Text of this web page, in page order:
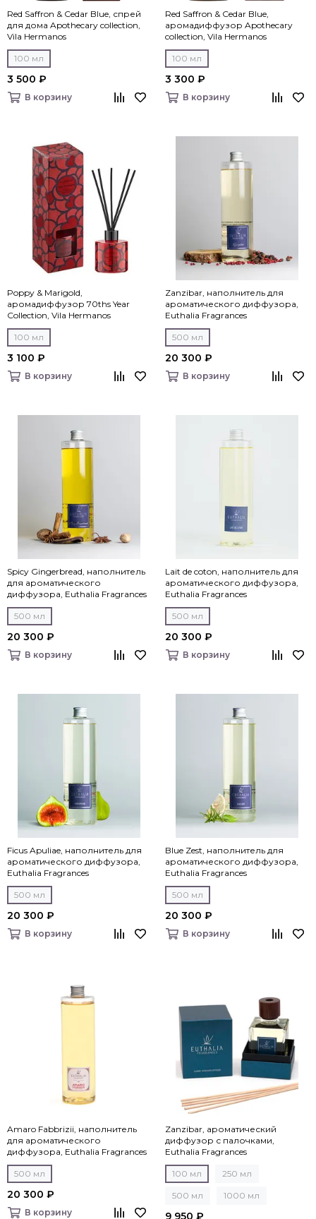
Red Saffron & Cedar Blue, спрей
для дома Apothecary collection,
Vila Hermanos
100 мл
3 500 ₽
В корзину
Red Saffron & Cedar Blue,
аромадиффузор Apothecary
collection, Vila Hermanos
100 мл
3 300 ₽
В корзину
Poppy & Marigold,
аромадиффузор 70ths Year
Collection, Vila Hermanos
100 мл
3 100 ₽
В корзину
Zanzibar, наполнитель для
ароматического диффузора,
Euthalia Fragrances
500 мл
20 300 ₽
В корзину
Spicy Gingerbread, наполнитель
для ароматического
диффузора, Euthalia Fragrances
500 мл
20 300 ₽
В корзину
Lait de coton, наполнитель для
ароматического диффузора,
Euthalia Fragrances
500 мл
20 300 ₽
В корзину
Ficus Apuliae, наполнитель для
ароматического диффузора,
Euthalia Fragrances
500 мл
20 300 ₽
В корзину
Blue Zest, наполнитель для
ароматического диффузора,
Euthalia Fragrances
500 мл
20 300 ₽
В корзину
Amaro Fabbrizii, наполнитель
для ароматического
диффузора, Euthalia Fragrances
500 мл
20 300 ₽
В корзину
Zanzibar, ароматический
диффузор с палочками,
Euthalia Fragrances
100 мл 250 мл
500 мл 1000 мл
9 950 ₽